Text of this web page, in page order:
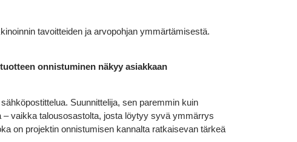
tavoitteiden ja arvopohjan ymmärtämisestä.
onnistuminen näkyy asiakkaan
Suunnittelija, sen paremmin kuin
– vaikka talousosastolta, josta löytyy syvä ymmärrys
on projektin onnistumisen kannalta ratkaisevan tärkeä